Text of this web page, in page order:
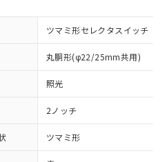
ツマミ形セレクタスイッチ
丸胴形(φ22/25mm共用)
照光
2ノッチ
ツマミ形